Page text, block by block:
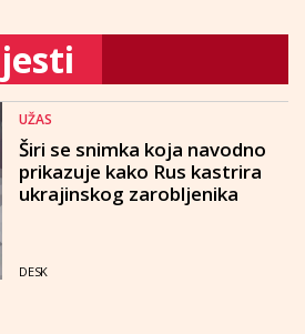
UŽAS
Širi se snimka koja navodno
prikazuje kako Rus kastrira
ukrajinskog zarobljenika
DESK